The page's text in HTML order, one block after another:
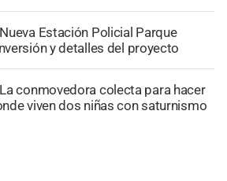
Nueva Estación Policial Parque
y detalles del proyecto
La conmovedora colecta para hacer
viven dos niñas con saturnismo